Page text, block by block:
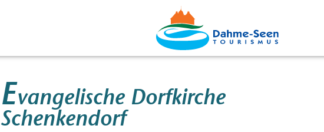
Evangelische Dorfkirche
Schenkendorf